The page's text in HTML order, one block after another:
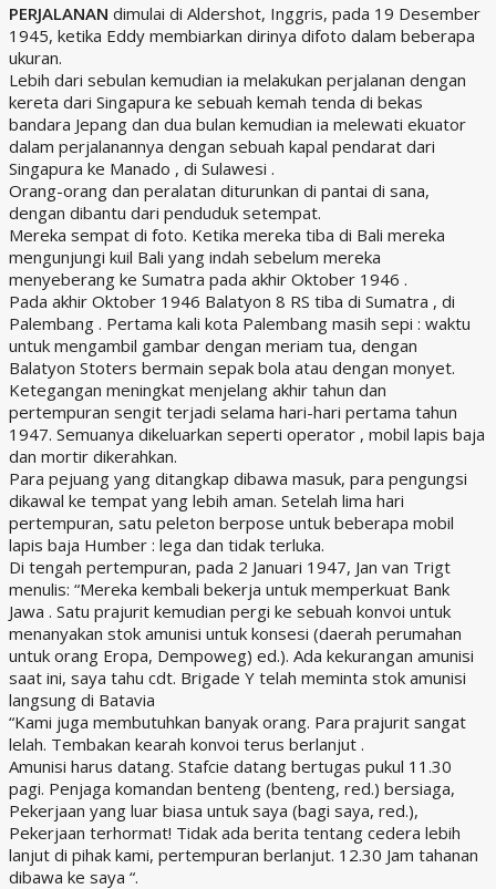
PERJALANAN dimulai di Aldershot, Inggris, pada 19 Desember
1945, ketika Eddy membiarkan dirinya difoto dalam beberapa
ukuran.
Lebih dari sebulan kemudian ia melakukan perjalanan dengan
kereta dari Singapura ke sebuah kemah tenda di bekas
bandara Jepang dan dua bulan kemudian ia melewati ekuator
dalam perjalanannya dengan sebuah kapal pendarat dari
Singapura ke Manado , di Sulawesi .
Orang-orang dan peralatan diturunkan di pantai di sana,
dengan dibantu dari penduduk setempat.
Mereka sempat di foto. Ketika mereka tiba di Bali mereka
mengunjungi kuil Bali yang indah sebelum mereka
menyeberang ke Sumatra pada akhir Oktober 1946 .
Pada akhir Oktober 1946 Balatyon 8 RS tiba di Sumatra , di
Palembang . Pertama kali kota Palembang masih sepi : waktu
untuk mengambil gambar dengan meriam tua, dengan
Balatyon Stoters bermain sepak bola atau dengan monyet.
Ketegangan meningkat menjelang akhir tahun dan
pertempuran sengit terjadi selama hari-hari pertama tahun
1947. Semuanya dikeluarkan seperti operator , mobil lapis baja
dan mortir dikerahkan.
Para pejuang yang ditangkap dibawa masuk, para pengungsi
dikawal ke tempat yang lebih aman. Setelah lima hari
pertempuran, satu peleton berpose untuk beberapa mobil
lapis baja Humber : lega dan tidak terluka.
Di tengah pertempuran, pada 2 Januari 1947, Jan van Trigt
menulis: “Mereka kembali bekerja untuk memperkuat Bank
Jawa . Satu prajurit kemudian pergi ke sebuah konvoi untuk
menanyakan stok amunisi untuk konsesi (daerah perumahan
untuk orang Eropa, Dempoweg) ed.). Ada kekurangan amunisi
saat ini, saya tahu cdt. Brigade Y telah meminta stok amunisi
langsung di Batavia
“Kami juga membutuhkan banyak orang. Para prajurit sangat
lelah. Tembakan kearah konvoi terus berlanjut .
Amunisi harus datang. Stafcie datang bertugas pukul 11.30
pagi. Penjaga komandan benteng (benteng, red.) bersiaga,
Pekerjaan yang luar biasa untuk saya (bagi saya, red.),
Pekerjaan terhormat! Tidak ada berita tentang cedera lebih
lanjut di pihak kami, pertempuran berlanjut. 12.30 Jam tahanan
dibawa ke saya “.